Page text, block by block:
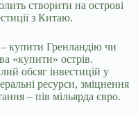
створити на острові
з Китаю.
Гренландію чи
«купити» острів.
обсяг інвестицій у
ресурси, зміцнення
– пів мільярда євро.